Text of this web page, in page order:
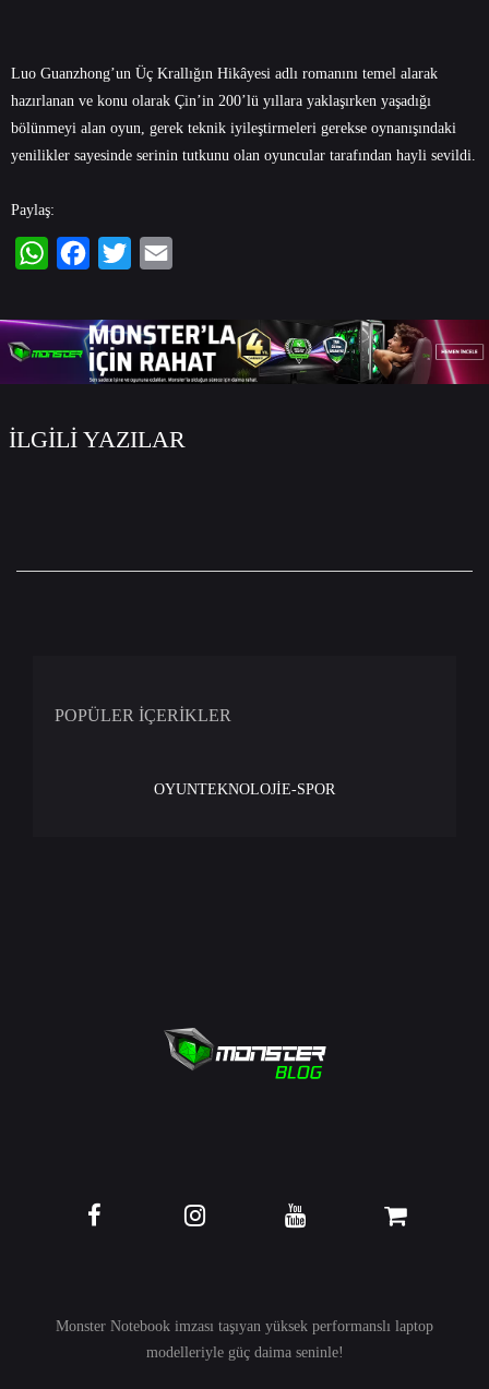
Luo Guanzhong’un Üç Krallığın Hikâyesi adlı romanını temel alarak
hazırlanan ve konu olarak Çin’in 200’lü yıllara yaklaşırken yaşadığı
bölünmeyi alan oyun, gerek teknik iyileştirmeleri gerekse oynanışındaki
yenilikler sayesinde serinin tutkunu olan oyuncular tarafından hayli sevildi.
Paylaş:
İLGİLİ YAZILAR
POPÜLER İÇERİKLER
OYUNTEKNOLOJİE-SPOR
Monster Notebook imzası taşıyan yüksek performanslı laptop
modelleriyle güç daima seninle!